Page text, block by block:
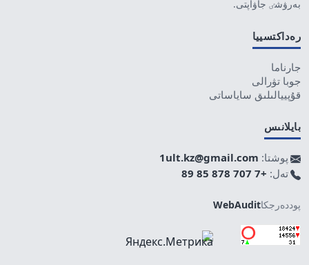
بەرۋشٸ جاۋاپتى.
رەداكتسييا
جارناما
جوبا تۋرالى
قۇپييالىلىق ساياساتى
بايلانىس
پوشتا: 1ult.kz@gmail.com
تەل: +7 707 878 85 89
پوددەرجكاWebAudit